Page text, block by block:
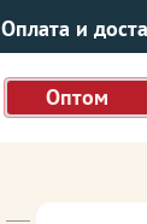
Оплата и
Оптом